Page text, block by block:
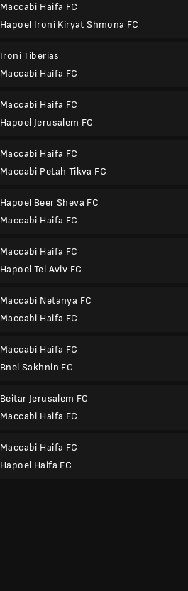
Maccabi Haifa FC
Hapoel Ironi Kiryat Shmona FC
Ironi Tiberias
Maccabi Haifa FC
Maccabi Haifa FC
Hapoel Jerusalem FC
Maccabi Haifa FC
Maccabi Petah Tikva FC
Hapoel Beer Sheva FC
Maccabi Haifa FC
Maccabi Haifa FC
Hapoel Tel Aviv FC
Maccabi Netanya FC
Maccabi Haifa FC
Maccabi Haifa FC
Bnei Sakhnin FC
Beitar Jerusalem FC
Maccabi Haifa FC
Maccabi Haifa FC
Hapoel Haifa FC